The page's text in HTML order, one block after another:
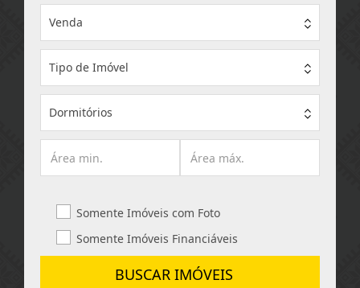
Venda
Tipo de Imóvel
Dormitórios
Somente Imóveis com Foto
Somente Imóveis Financiáveis
BUSCAR IMÓVEIS